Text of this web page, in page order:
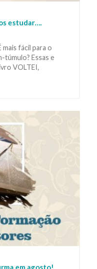
estudar….
fácil para o
túmulo? Essas e
VOLTEI,
em agosto!